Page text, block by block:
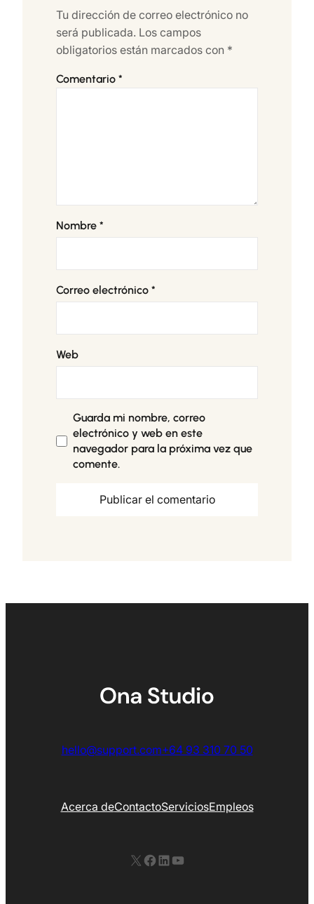
Tu dirección de correo electrónico no
será publicada. Los campos
obligatorios están marcados con *
Comentario *
Nombre *
Correo electrónico *
Web
Guarda mi nombre, correo
electrónico y web en este
navegador para la próxima vez que
comente.
hello@support.com+64 93 310 70 50
Acerca deContactoServiciosEmpleos
X Facebook LinkedIn YouTube